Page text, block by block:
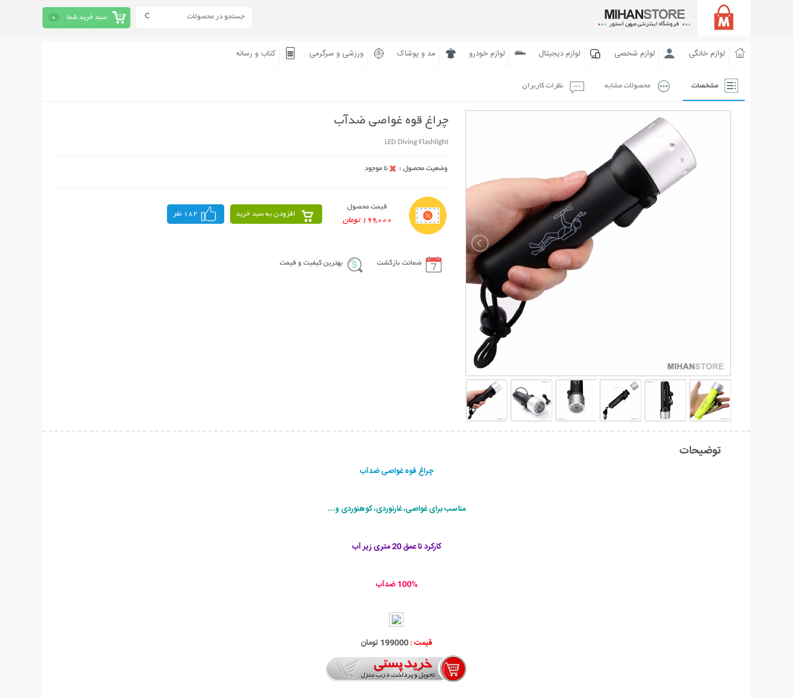
سبد خرید شما 0
لوازم خانگی لوازم شخصی لوازم دیجیتال لوازم خودرو مد و پوشاک ورزشی و سرگرمی کتاب و رسانه
مشخصات محصولات مشابه نظرات کاربران
چراغ قوه غواصی ضدآب
LED Diving Flashlight
قیمت محصول
199,000 تومان
افزودن به سبد خرید 182 نفر
ضمانت بازگشت بهترین کیفیت و قیمت
توضیحات
چراغ قوه غواصی ضدآب
مناسب برای غواصی، غارنوردی، کوهنوردی و…
کارکرد تا عمق 20 متری زیر آب
100% ضدآب
قیمت :199000 تومان